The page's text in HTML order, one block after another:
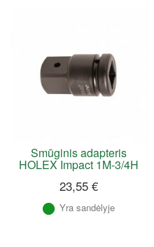
Smūginis adapteris
HOLEX Impact 1M-3/4H
23,55 €
Yra sandėlyje